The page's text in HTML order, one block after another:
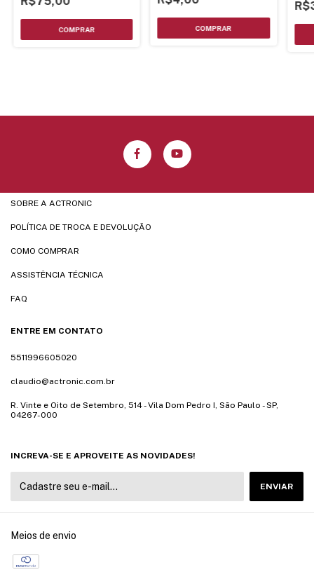
SOBRE A ACTRONIC
POLÍTICA DE TROCA E DEVOLUÇÃO
COMO COMPRAR
ASSISTÊNCIA TÉCNICA
FAQ
ENTRE EM CONTATO
5511996605020
claudio@actronic.com.br
R. Vinte e Oito de Setembro, 514 - Vila Dom Pedro I, São Paulo - SP,
04267-000
INCREVA-SE E APROVEITE AS NOVIDADES!
Meios de envio